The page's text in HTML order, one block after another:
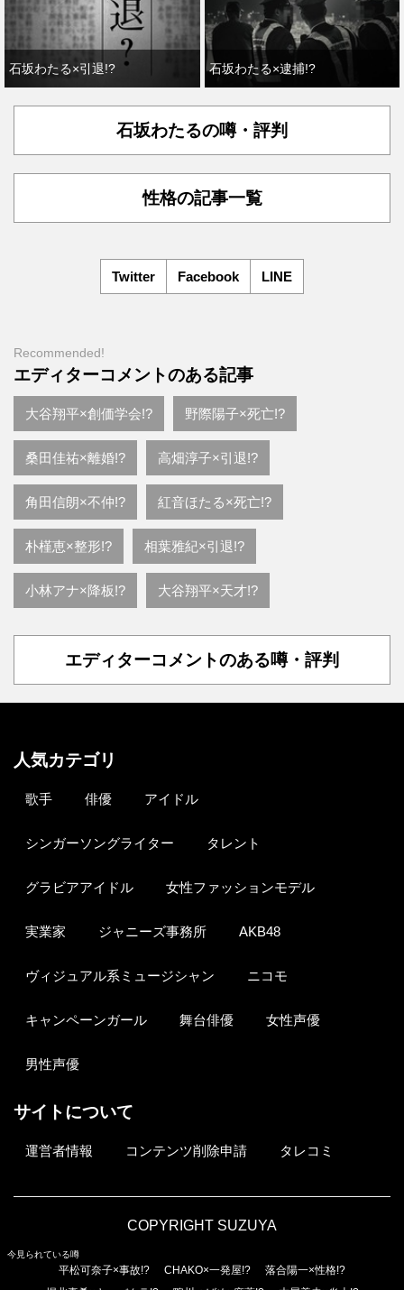
石坂わたる×引退!? 石坂わたる×逮捕!?
石坂わたるの噂・評判
性格の記事一覧
Twitter Facebook LINE
Recommended!
エディターコメントのある記事
大谷翔平×創価学会!? 野際陽子×死亡!?
桑田佳祐×離婚!? 高畑淳子×引退!?
角田信朗×不仲!? 紅音ほたる×死亡!?
朴槿恵×整形!? 相葉雅紀×引退!?
小林アナ×降板!? 大谷翔平×天才!?
エディターコメントのある噂・評判
人気カテゴリ
歌手 俳優 アイドル
シンガーソングライター タレント
グラビアアイドル 女性ファッションモデル
実業家 ジャニーズ事務所 AKB48
ヴィジュアル系ミュージシャン ニコモ
キャンペーンガール 舞台俳優 女性声優
男性声優
サイトについて
運営者情報 コンテンツ削除申請 タレコミ
COPYRIGHT SUZUYA
今見られている噂
平松可奈子×事故!? CHAKO×一発屋!?
落合陽一×性格!?